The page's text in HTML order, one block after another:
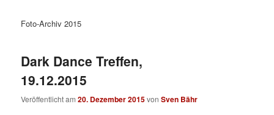
Foto-Archiv 2015
Dark Dance Treffen,
19.12.2015
Veröffentlicht am20. Dezember 2015vonSven Bähr